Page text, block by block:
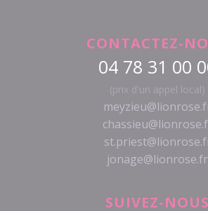
CONTACTEZ-
04 78 31 00
(prix d'un appel local)
jonage@lionrose.fr
SUIVEZ-NOUS